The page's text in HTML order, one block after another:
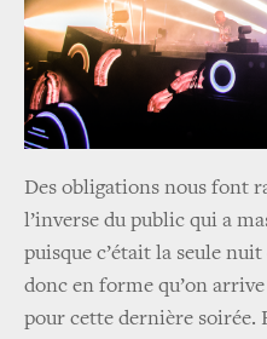
Des obligations nous font
l’inverse du public qui a
puisque c’était la seule
donc en forme qu’on
pour cette dernière soirée.